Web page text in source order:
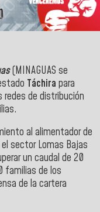
(MINAGUAS se
Táchira para
de distribución
al alimentador de
sector Lomas Bajas
un caudal de 20
familias de los
de la cartera